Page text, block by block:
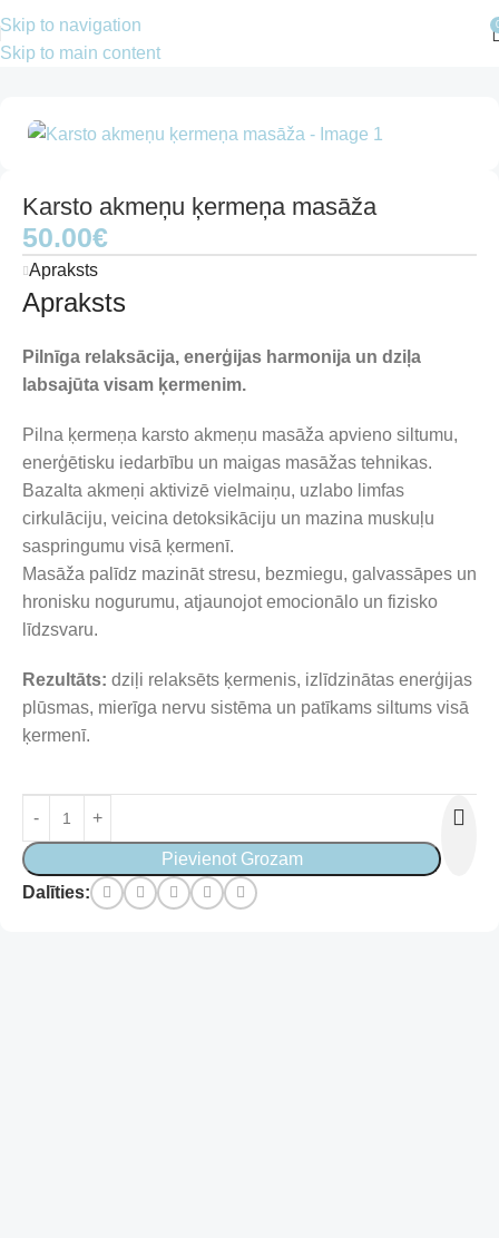
Skip to navigation
Skip to main content
Sākums Masāžas
Karsto akmeņu ķermeņa masāža
50.00€
Apraksts
Apraksts
Pilnīga relaksācija, enerģijas harmonija un dziļa
labsajūta visam ķermenim.
Pilna ķermeņa karsto akmeņu masāža apvieno siltumu,
enerģētisku iedarbību un maigas masāžas tehnikas.
Bazalta akmeņi aktivizē vielmaiņu, uzlabo limfas
cirkulāciju, veicina detoksikāciju un mazina muskuļu
saspringumu visā ķermenī.
Masāža palīdz mazināt stresu, bezmiegu, galvassāpes un
hronisku nogurumu, atjaunojot emocionālo un fizisko
līdzsvaru.
Rezultāts: dziļi relaksēts ķermenis, izlīdzinātas enerģijas
plūsmas, mierīga nervu sistēma un patīkams siltums visā
ķermenī.
Pievienot Grozam
Dalīties: